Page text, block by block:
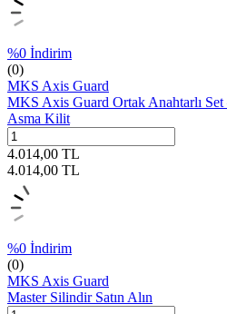
%0 İndirim
(0)
MKS Axis Guard
MKS Axis Guard Ortak Anahtarlı
Asma Kilit
4.014,00 TL
4.014,00 TL
%0 İndirim
(0)
MKS Axis Guard
Master Silindir Satın Alın